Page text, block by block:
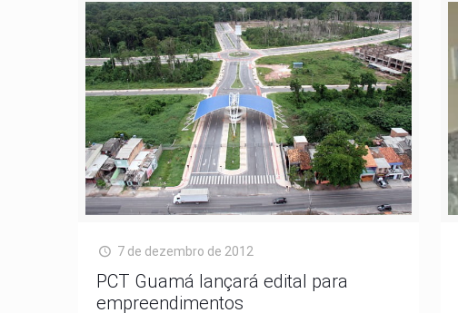
7 de dezembro de 2012
PCT Guamá lançará edital para
empreendimentos